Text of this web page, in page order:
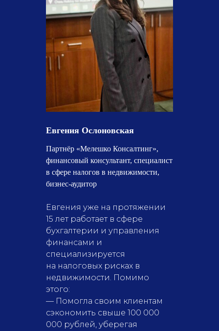
Евгения Ослоновская
Партнёр «Мелешко Консалтинг»,
финансовый консультант, специалист
в сфере налогов в недвижимости,
бизнес-аудитор
Евгения уже на протяжении
15 лет работает в сфере
бухгалтерии и управления
финансами и
специализируется
на налоговых рисках в
недвижимости. Помимо
этого:
— Помогла своим клиентам
сэкономить свыше 100 000
000 рублей, уберегая